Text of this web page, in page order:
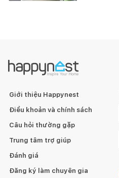
Giới thiệu Happynest
Điều khoản và chính sách
Câu hỏi thường gặp
Trung tâm trợ giúp
Đánh giá
Đăng ký làm chuyên gia